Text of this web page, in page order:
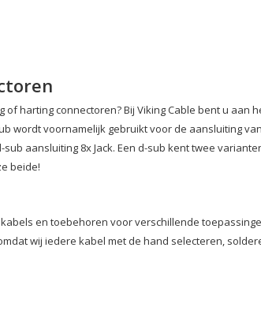
harting connectoren? Bij Viking Cable bent u aan
wordt voornamelijk gebruikt voor de aansluiting
aansluiting 8x Jack. Een d-sub kent twee
beide!
en toebehoren voor verschillende
wij iedere kabel met de hand selecteren,